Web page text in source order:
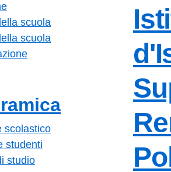
scuola
scuola
scolastico
studenti
studio